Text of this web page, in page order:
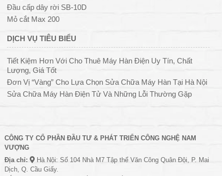
Đầu cấp dây rời SB-10D
Mỏ cắt Max 200
DỊCH VỤ TIÊU BIỂU
Tiết Kiệm Hơn Với Cho Thuê Máy Hàn Điện Uy Tín, Chất
Lượng, Giá Tốt
Đơn Vị “Vàng” Cho Lựa Chọn Sửa Chữa Máy Hàn Tại Hà Nội
Sửa Chữa Máy Hàn Điện Tử Và Những Lỗi Thường Gặp
CÔNG TY CỔ PHẦN ĐẦU TƯ & PHÁT TRIỂN CÔNG NGHỆ NAM
VƯỢNG
Địa chỉ:
Hà Nội: Số 104 Nhà M7 Tập thể Văn Công Quân Đội, P. Mai
Dịch, Q. Cầu Giấy.